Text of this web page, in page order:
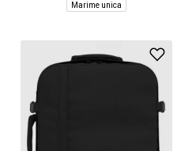
Marime unica